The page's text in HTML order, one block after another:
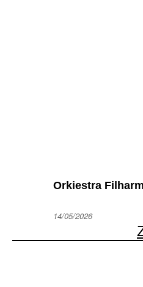
Orkiestra
14/05/2026